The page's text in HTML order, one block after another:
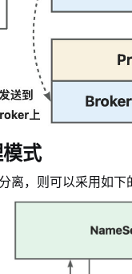
式
离，则可以采用如下